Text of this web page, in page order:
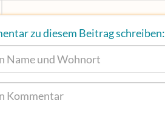
zu diesem Beitrag schreiben: